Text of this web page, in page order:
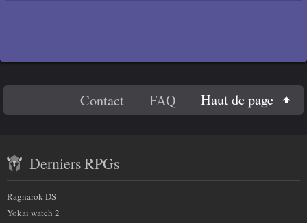
plus
sur
nous
Contact FAQ Haut de page
récent
et
partenaires
Derniers RPGs
Ragnarok DS
Yokai watch 2